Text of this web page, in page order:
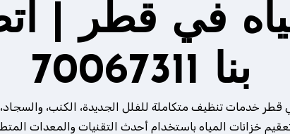
في قطر |
بنا 70067311
قطر خدمات تنظيف متكاملة للفلل الجديدة، الكنب، والسجاد،
خزانات المياه باستخدام أحدث التقنيات والمعدات